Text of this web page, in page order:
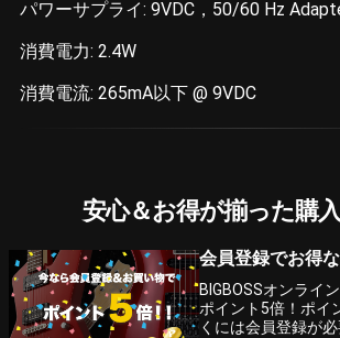
パワーサプライ: 9VDC，50/60 Hz
消費電力: 2.4W
消費電流: 265mA以下 @ 9VDC
安心＆お得が揃った購入
会員登録でお得
BIGBOSSオンライ
ポイント5倍！ポイ
くには会員登録が必